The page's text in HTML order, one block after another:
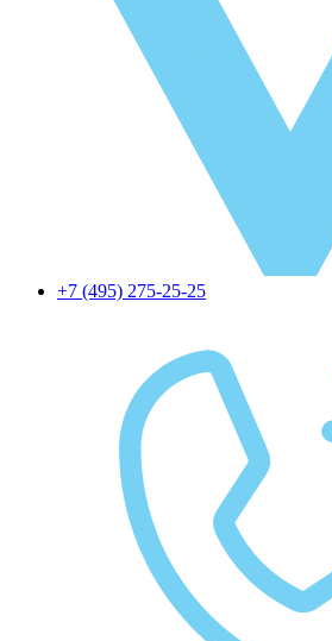
+7 (495) 275-25-25